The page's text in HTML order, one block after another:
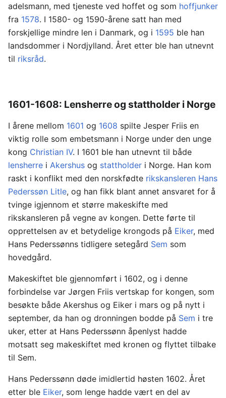
adelsmann, med tjeneste ved hoffet og som hoffjunker
fra 1578. I 1580- og 1590-årene satt han med
forskjellige mindre len i Danmark, og i 1595 ble han
landsdommer i Nordjylland. Året etter ble han utnevnt
til riksråd.
1601-1608: Lensherre og stattholder i Norge
I årene mellom 1601 og 1608 spilte Jesper Friis en
viktig rolle som embetsmann i Norge under den unge
kong Christian IV. I 1601 ble han utnevnt til både
lensherre i Akershus og stattholder i Norge. Han kom
raskt i konflikt med den norskfødte rikskansleren Hans
Pederssøn Litle, og han fikk blant annet ansvaret for å
tvinge igjennom et større makeskifte med
rikskansleren på vegne av kongen. Dette førte til
opprettelsen av et betydelige krongods på Eiker, med
Hans Pederssønns tidligere setegård Sem som
hovedgård.
Makeskiftet ble gjennomført i 1602, og i denne
forbindelse var Jørgen Friis vertskap for kongen, som
besøkte både Akershus og Eiker i mars og på nytt i
september, da han og dronningen bodde på Sem i tre
uker, etter at Hans Pederssønn åpenlyst hadde
motsatt seg makeskiftet med kronen og flyttet tilbake
til Sem.
Hans Pederssønn døde imidlertid høsten 1602. Året
etter ble Eiker, som lenge hadde vært en del av